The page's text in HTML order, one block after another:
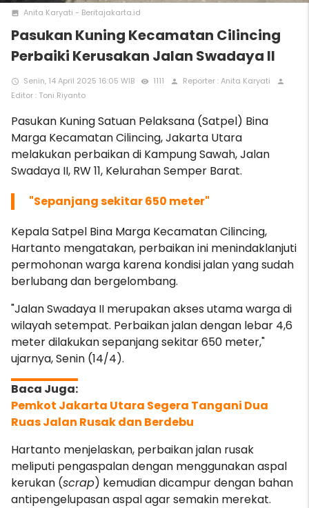
photo Anita Karyati - Beritajakarta.id
Pasukan Kuning Kecamatan Cilincing
Perbaiki Kerusakan Jalan Swadaya II
access_time Senin, 14 April 2025 16:05 WIB remove_red_eye 1111 person Reporter : Anita Karyati person
Editor : Toni Riyanto
Pasukan Kuning Satuan Pelaksana (Satpel) Bina
Marga Kecamatan Cilincing, Jakarta Utara
melakukan perbaikan di Kampung Sawah, Jalan
Swadaya II, RW 11, Kelurahan Semper Barat.
"Sepanjang sekitar 650 meter"
Kepala Satpel Bina Marga Kecamatan Cilincing,
Hartanto mengatakan, perbaikan ini menindaklanjuti
permohonan warga karena kondisi jalan yang sudah
berlubang dan bergelombang.
"Jalan Swadaya II merupakan akses utama warga di
wilayah setempat. Perbaikan jalan dengan lebar 4,6
meter dilakukan sepanjang sekitar 650 meter,"
ujarnya, Senin (14/4).
Pemkot Jakarta Utara Segera Tangani Dua
Ruas Jalan Rusak dan Berdebu
Hartanto menjelaskan, perbaikan jalan rusak
meliputi pengaspalan dengan menggunakan aspal
kerukan (scrap) kemudian dicampur dengan bahan
antipengelupasan aspal agar semakin merekat.